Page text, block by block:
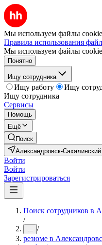
Мы используем файлы
Правила использования
Мы используем файлы
Понятно
Ищу сотрудника
Ищу работу
Ищу
Ищу сотрудника
Сервисы
Помощь
Ещё
Поиск
Александровск-Сахалинский
Войти
Войти
Зарегистрироваться
Поиск сотрудников в
/
... /
резюме в